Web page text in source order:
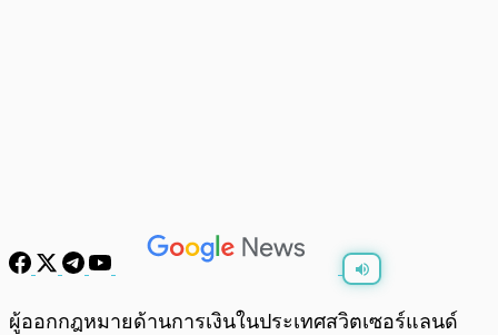
0:00/
ผู้ออกกฎหมายด้านการเงินในประเทศสวิตเซอร์แลนด์